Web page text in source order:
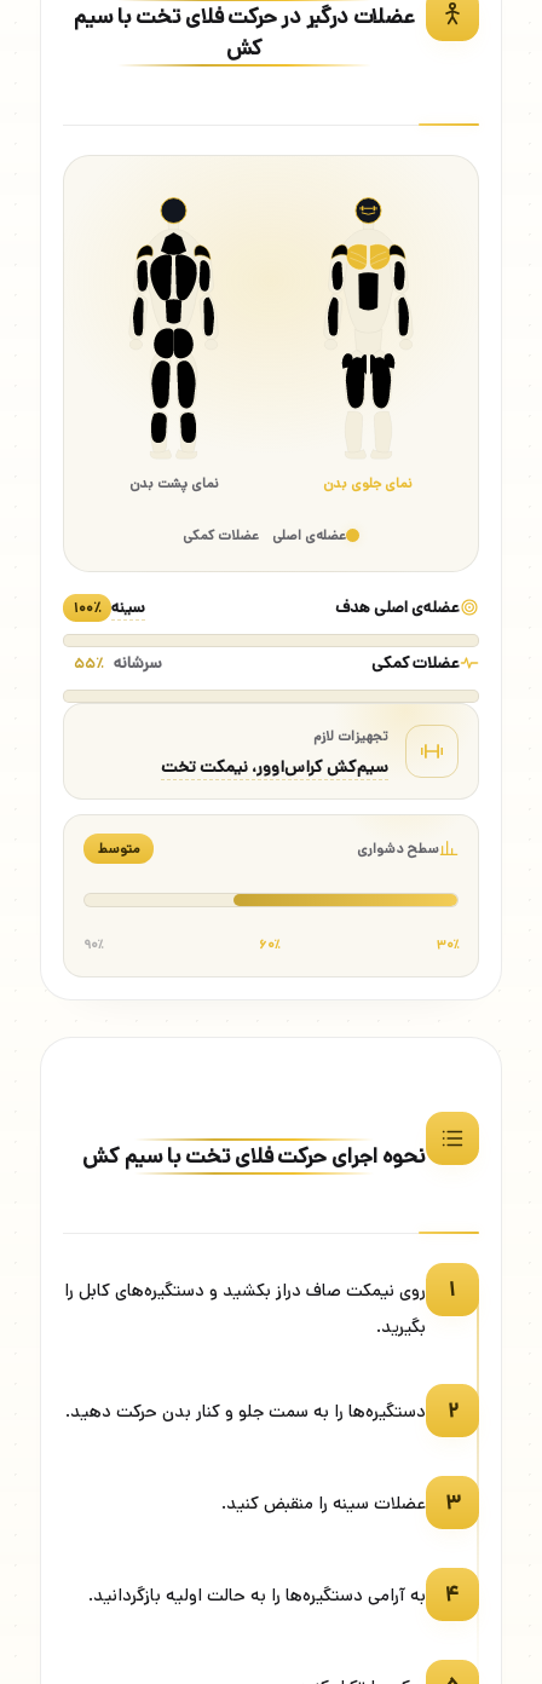
عضلات درگیر در حرکت فلای تخت با سیم
کش
نمای جلوی بدن نمای پشت بدن
عضله‌ی اصلی عضلات کمکی
عضله‌ی اصلی هدف سینه ۱۰۰٪
عضلات کمکی سرشانه ۵۵٪
تجهیزات لازم
سیم‌کش کراس‌اوور، نیمکت تخت
سطح دشواری متوسط
۳۰٪ ۶۰٪ ۹۰٪
نحوه اجرای حرکت فلای تخت با سیم کش
۱
روی نیمکت صاف دراز بکشید و دستگیره‌های کابل را
بگیرید.
۲ دستگیره‌ها را به سمت جلو و کنار بدن حرکت دهید.
۳ عضلات سینه را منقبض کنید.
۴ به آرامی دستگیره‌ها را به حالت اولیه بازگردانید.